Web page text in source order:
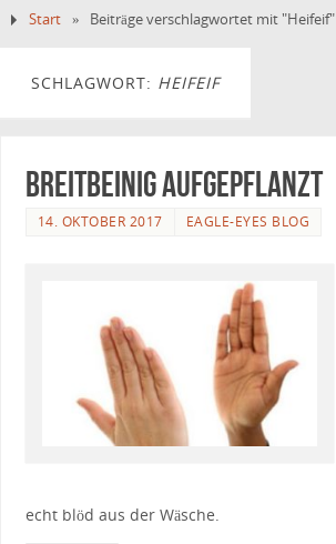
Start » Beiträge verschlagwortet mit "Heifeif"
SCHLAGWORT: HEIFEIF
Breitbeinig aufgepflanzt
14. OKTOBER 2017 EAGLE-EYES BLOG
echt blöd aus der Wäsche.